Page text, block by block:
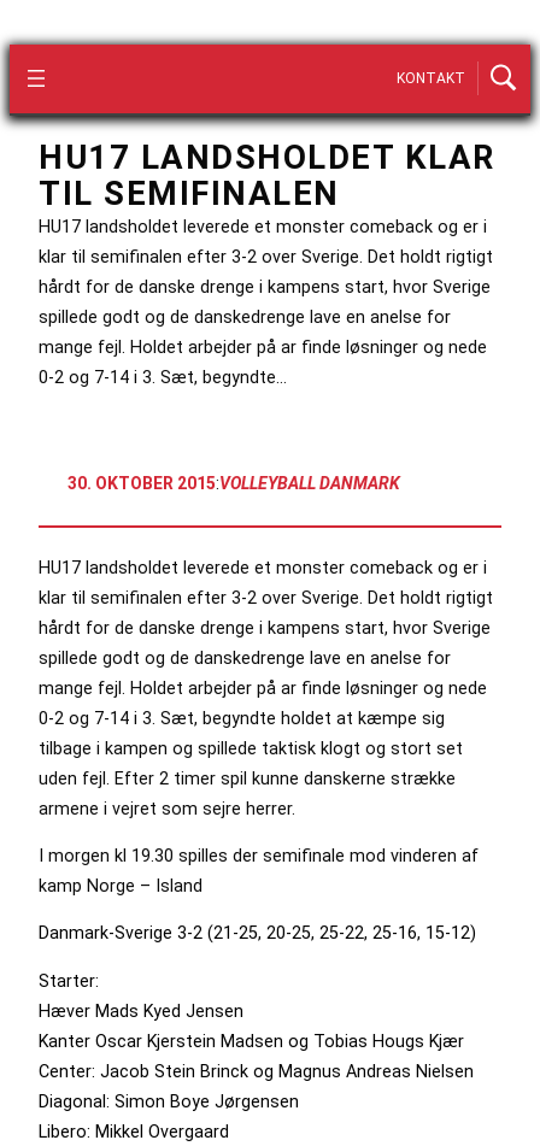
KONTAKT
HU17 LANDSHOLDET KLAR
TIL SEMIFINALEN
HU17 landsholdet leverede et monster comeback og er i
klar til semifinalen efter 3-2 over Sverige. Det holdt rigtigt
hårdt for de danske drenge i kampens start, hvor Sverige
spillede godt og de danskedrenge lave en anelse for
mange fejl. Holdet arbejder på ar finde løsninger og nede
0-2 og 7-14 i 3. Sæt, begyndte…
30. OKTOBER 2015:VOLLEYBALL DANMARK
HU17 landsholdet leverede et monster comeback og er i
klar til semifinalen efter 3-2 over Sverige. Det holdt rigtigt
hårdt for de danske drenge i kampens start, hvor Sverige
spillede godt og de danskedrenge lave en anelse for
mange fejl. Holdet arbejder på ar finde løsninger og nede
0-2 og 7-14 i 3. Sæt, begyndte holdet at kæmpe sig
tilbage i kampen og spillede taktisk klogt og stort set
uden fejl. Efter 2 timer spil kunne danskerne strække
armene i vejret som sejre herrer.
I morgen kl 19.30 spilles der semifinale mod vinderen af
kamp Norge – Island
Danmark-Sverige 3-2 (21-25, 20-25, 25-22, 25-16, 15-12)
Starter:
Hæver Mads Kyed Jensen
Kanter Oscar Kjerstein Madsen og Tobias Hougs Kjær
Center: Jacob Stein Brinck og Magnus Andreas Nielsen
Diagonal: Simon Boye Jørgensen
Libero: Mikkel Overgaard